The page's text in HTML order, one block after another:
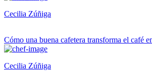
Cecilia Zúñiga
Cómo una buena cafetera transforma el café
Cecilia Zúñiga